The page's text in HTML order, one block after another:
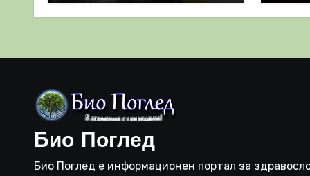
важен за имунната
като
Био Поглед
Био Поглед е информационен портал за